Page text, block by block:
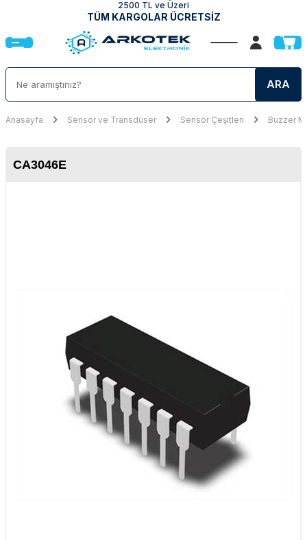
2500 TL ve Üzeri
TÜM KARGOLAR ÜCRETSİZ
ARA
Anasayfa Sensör ve Transdüser Sensör Çeşitleri Buzzer
CA3046E